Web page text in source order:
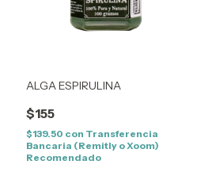
ALGA ESPIRULINA
$155
$139.50 con Transferencia
Bancaria (Remitly o Xoom)
Recomendado